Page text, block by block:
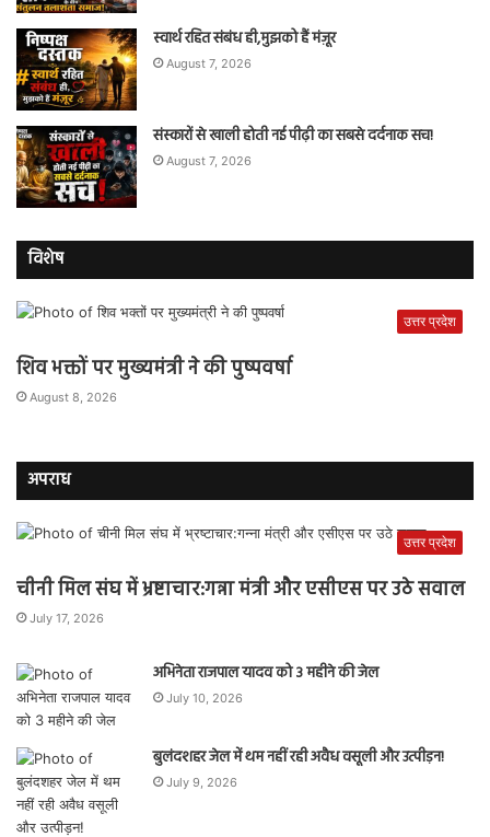
स्वार्थ रहित संबंध ही,मुझको हैं मंज़ूर
August 7, 2026
संस्कारों से खाली होती नई पीढ़ी का सबसे दर्दनाक सच!
August 7, 2026
विशेष
उत्तर प्रदेश
शिव भक्तों पर मुख्यमंत्री ने की पुष्पवर्षा
August 8, 2026
अपराध
उत्तर प्रदेश
चीनी मिल संघ में भ्रष्टाचार:गन्ना मंत्री और एसीएस पर उठे सवाल
July 17, 2026
अभिनेता राजपाल यादव को 3 महीने की जेल
July 10, 2026
बुलंदशहर जेल में थम नहीं रही अवैध वसूली और उत्पीड़न!
July 9, 2026